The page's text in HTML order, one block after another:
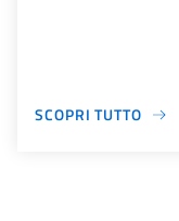
SCOPRI TUTTO